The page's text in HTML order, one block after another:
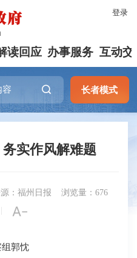
登录
读回应 办事服务 互动交
长者模式
实作风解难题
：福州日报 浏览量：676
| 
郭忱